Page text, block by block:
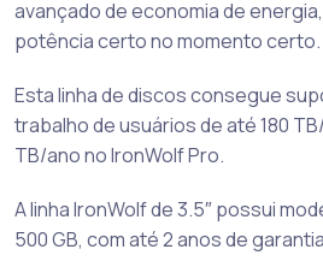
avançado de economia de
potência certo no momento certo.
Esta linha de discos consegue
trabalho de usuários de até 180
TB/ano no IronWolf Pro.
A linha IronWolf de 3.5″ possui
500 GB, com até 2 anos de